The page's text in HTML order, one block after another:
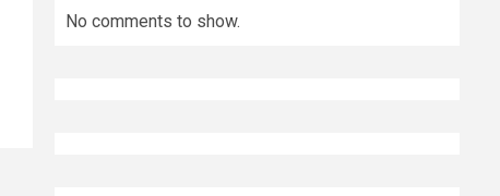
No comments to show.